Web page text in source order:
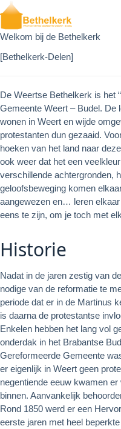
Ga
de
Welkom bij de Bethelkerk
[Bethelkerk-Delen]
De Weertse Bethelkerk is het
Gemeente Weert – Budel. De
wonen in Weert en wijde
protestanten dun gezaaid.
hoeken van het land naar
ook weer dat het een
verschillende achtergronden,
geloofsbeweging komen
aangewezen en… leren
eens te zijn, om je toch met
Historie
Nadat in de jaren zestig van
nodige van de reformatie te
periode dat er in de Martinus
is daarna de protestantse
Enkelen hebben het lang vol
onderdak in het Brabantse
Gereformeerde Gemeente
er eigenlijk in Weert geen
negentiende eeuw kwamen
binnen. Aanvankelijk
Rond 1850 werd er een
eerste jaren met heel